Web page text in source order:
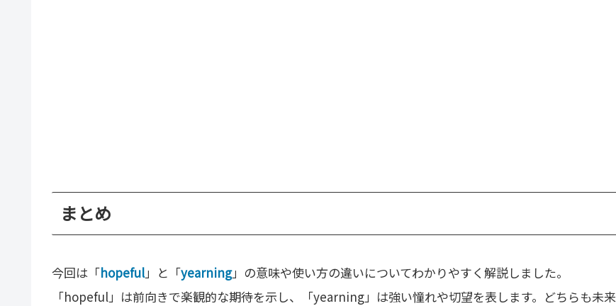
まとめ
今回は「hopeful」と「yearning」の意味や使い方の違いについてわかりやすく解説しました。
「hopeful」は前向きで楽観的な期待を示し、「yearning」は強い憧れや切望を表します。どちらも未来